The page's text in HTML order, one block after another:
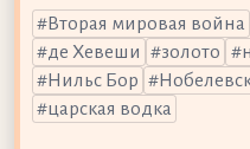
Вторая мировая война
де Хевеши
золото
Нильс Бор
царская водка